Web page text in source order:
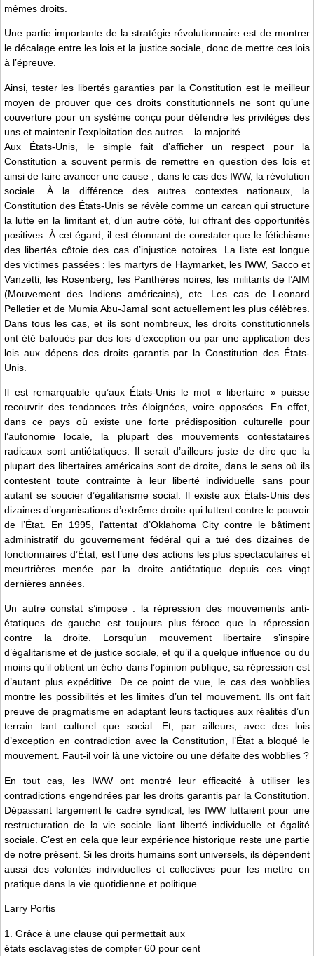
mêmes droits.
Une partie importante de la stratégie révolutionnaire est de montrer
le décalage entre les lois et la justice sociale, donc de mettre ces lois
à l’épreuve.
Ainsi, tester les libertés garanties par la Constitution est le meilleur
moyen de prouver que ces droits constitutionnels ne sont qu’une
couverture pour un système conçu pour défendre les privilèges des
uns et maintenir l’exploitation des autres – la majorité.
Aux États-Unis, le simple fait d’afficher un respect pour la
Constitution a souvent permis de remettre en question des lois et
ainsi de faire avancer une cause ; dans le cas des IWW, la révolution
sociale. À la différence des autres contextes nationaux, la
Constitution des États-Unis se révèle comme un carcan qui structure
la lutte en la limitant et, d’un autre côté, lui offrant des opportunités
positives. À cet égard, il est étonnant de constater que le fétichisme
des libertés côtoie des cas d’injustice notoires. La liste est longue
des victimes passées : les martyrs de Haymarket, les IWW, Sacco et
Vanzetti, les Rosenberg, les Panthères noires, les militants de l’AIM
(Mouvement des Indiens américains), etc. Les cas de Leonard
Pelletier et de Mumia Abu-Jamal sont actuellement les plus célèbres.
Dans tous les cas, et ils sont nombreux, les droits constitutionnels
ont été bafoués par des lois d’exception ou par une application des
lois aux dépens des droits garantis par la Constitution des États-
Unis.
Il est remarquable qu’aux États-Unis le mot « libertaire » puisse
recouvrir des tendances très éloignées, voire opposées. En effet,
dans ce pays où existe une forte prédisposition culturelle pour
l’autonomie locale, la plupart des mouvements contestataires
radicaux sont antiétatiques. Il serait d’ailleurs juste de dire que la
plupart des libertaires américains sont de droite, dans le sens où ils
contestent toute contrainte à leur liberté individuelle sans pour
autant se soucier d’égalitarisme social. Il existe aux États-Unis des
dizaines d’organisations d’extrême droite qui luttent contre le pouvoir
de l’État. En 1995, l’attentat d’Oklahoma City contre le bâtiment
administratif du gouvernement fédéral qui a tué des dizaines de
fonctionnaires d’État, est l’une des actions les plus spectaculaires et
meurtrières menée par la droite antiétatique depuis ces vingt
dernières années.
Un autre constat s’impose : la répression des mouvements anti-
étatiques de gauche est toujours plus féroce que la répression
contre la droite. Lorsqu’un mouvement libertaire s’inspire
d’égalitarisme et de justice sociale, et qu’il a quelque influence ou du
moins qu’il obtient un écho dans l’opinion publique, sa répression est
d’autant plus expéditive. De ce point de vue, le cas des wobblies
montre les possibilités et les limites d’un tel mouvement. Ils ont fait
preuve de pragmatisme en adaptant leurs tactiques aux réalités d’un
terrain tant culturel que social. Et, par ailleurs, avec des lois
d’exception en contradiction avec la Constitution, l’État a bloqué le
mouvement. Faut-il voir là une victoire ou une défaite des wobblies ?
En tout cas, les IWW ont montré leur efficacité à utiliser les
contradictions engendrées par les droits garantis par la Constitution.
Dépassant largement le cadre syndical, les IWW luttaient pour une
restructuration de la vie sociale liant liberté individuelle et égalité
sociale. C’est en cela que leur expérience historique reste une partie
de notre présent. Si les droits humains sont universels, ils dépendent
aussi des volontés individuelles et collectives pour les mettre en
pratique dans la vie quotidienne et politique.
Larry Portis
1. Grâce à une clause qui permettait aux
états esclavagistes de compter 60 pour cent